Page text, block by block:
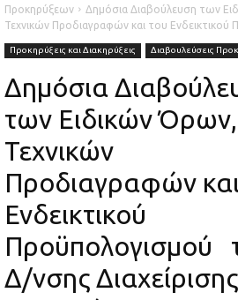
Προκηρύξεων
Δημόσια Διαβούλευση των
Τεχνικών Προδιαγραφών και του Ενδεικτικού
Προκηρύξεις και Διακηρύξεις Διαβουλεύσεις
Δημόσια
των Ειδικών
Τεχνικών
Προδιαγραφών
Ενδεικτικού
Προϋπολογισμού
Δ/νσης Διαχείρισης